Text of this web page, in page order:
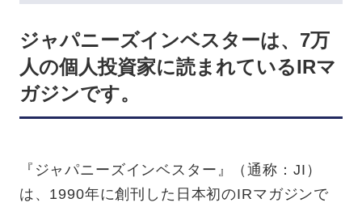
ジャパニーズインベスターは、7万
人の個人投資家に読まれているIRマ
ガジンです。
『ジャパニーズインベスター』（通称：JI）
は、1990年に創刊した日本初のIRマガジンで